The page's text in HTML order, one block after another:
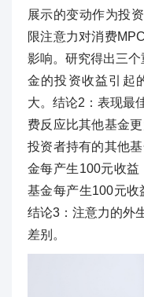
展示的变动作为投
限注意力对消费
影响。研究得出三
金的投资收益引起
大。结论2：表现最
费反应比其他基金
投资者持有的其他
金每产生100元收
基金每产生100元收
结论3：注意力的外
差别。